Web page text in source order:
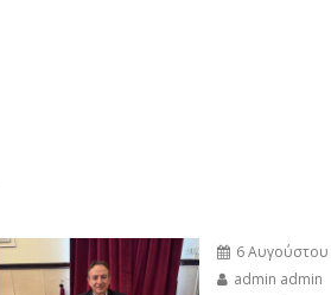
6 Αυγούστου
admin admin